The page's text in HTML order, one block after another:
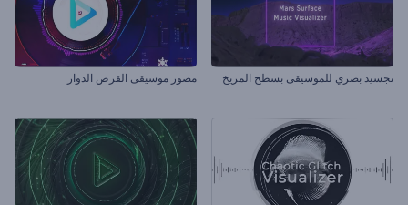
تجسيد بصري للموسيقى بسطح المريخ مصور موسيقى القرص الدوار